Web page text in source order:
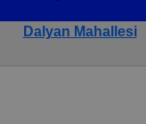
Dalyan Mahallesi